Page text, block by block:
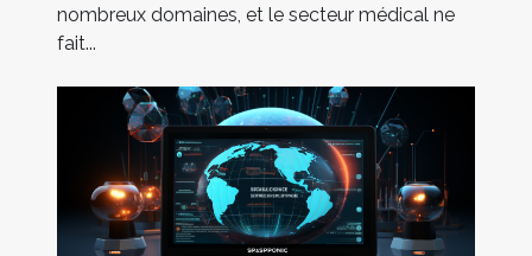
nombreux domaines, et le secteur médical ne
fait...